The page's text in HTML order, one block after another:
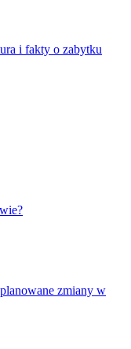
i fakty o zabytku
zmiany w